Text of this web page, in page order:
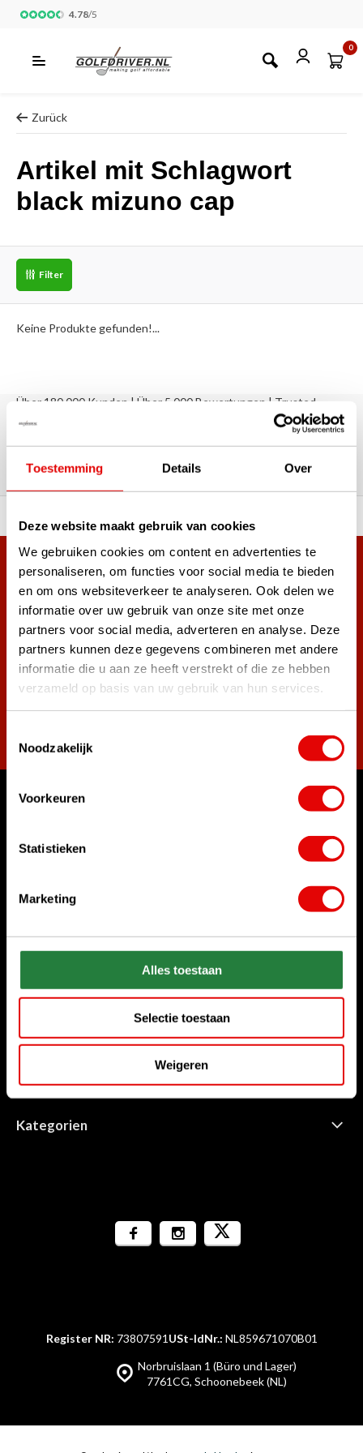
Toestemming Details Over
Deze website maakt gebruik van cookies
We gebruiken cookies om content en advertenties te
personaliseren, om functies voor social media te bieden
en om ons websiteverkeer te analyseren. Ook delen we
informatie over uw gebruik van onze site met onze
partners voor social media, adverteren en analyse. Deze
partners kunnen deze gegevens combineren met andere
informatie die u aan ze heeft verstrekt of die ze hebben
verzameld op basis van uw gebruik van hun services.
Noodzakelijk
Voorkeuren
Statistieken
Marketing
Alles toestaan
Selectie toestaan
Weigeren
4.78/5
0
Zurück
Artikel mit Schlagwort
black mizuno cap
Filter
Keine Produkte gefunden!...
Über 180.000 Kunden | Über 5.000 Bewertungen | Trusted
Bewertungen: Das sagen unsere
Kunden
Mehr als 38.000 Kunden haben sich bereits
angemeldet.
Melde dich für den Newsletter an und verpasse nie wieder
die besten Golfangebote!
Rufen Sie uns an
Chatten Sie mit uns
Senden Sie uns eine E-Mail
sales@golfdriver.nl
Kundenservice
Informationen
Kategorien
Norbruislaan 1 (Büro und Lager)
7761CG, Schoonebeek (NL)
Register NR: 73807591 USt-IdNr.: NL859671070B01